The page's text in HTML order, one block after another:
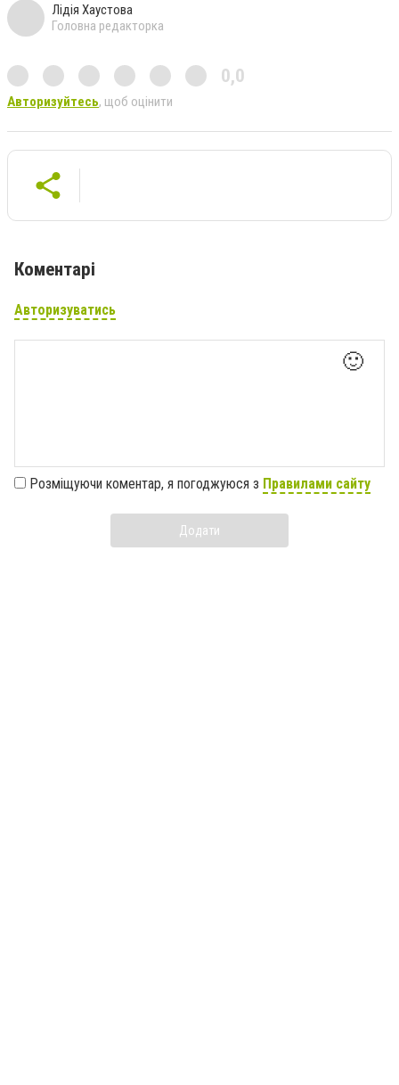
Лідія Хаустова
Головна редакторка
0,0
Авторизуйтесь, щоб оцінити
Коментарі
Авторизуватись
🙂
Розміщуючи коментар, я погоджуюся з Правилами сайту
Додати